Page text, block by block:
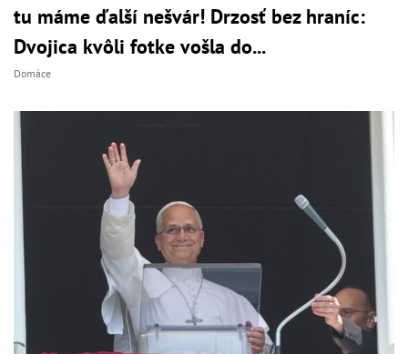
tu máme ďalší nešvár! Drzosť bez hraníc:
Dvojica kvôli fotke vošla do...
Domáce